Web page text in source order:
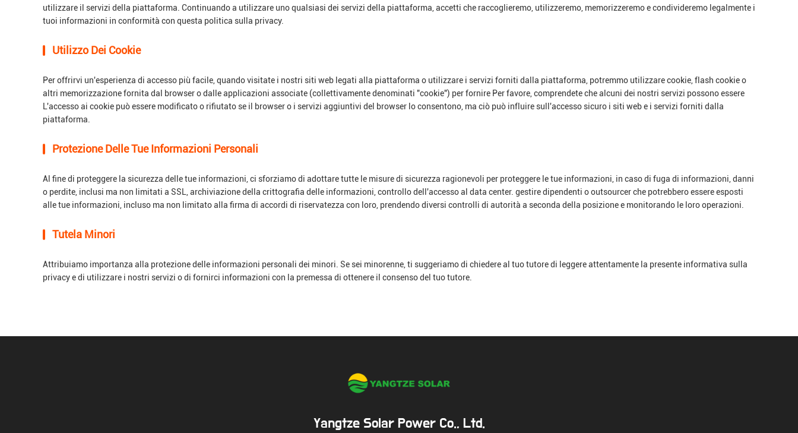
utilizzare il servizi della piattaforma. Continuando a utilizzare uno qualsiasi dei servizi della piattaforma, accetti che raccoglieremo, utilizzeremo, memorizzeremo e condivideremo legalmente i
tuoi informazioni in conformità con questa politica sulla privacy.
Utilizzo Dei Cookie
Per offrirvi un'esperienza di accesso più facile, quando visitate i nostri siti web legati alla piattaforma o utilizzare i servizi forniti dalla piattaforma, potremmo utilizzare cookie, flash cookie o
altri memorizzazione fornita dal browser o dalle applicazioni associate (collettivamente denominati "cookie") per fornire Per favore, comprendete che alcuni dei nostri servizi possono essere
L'accesso ai cookie può essere modificato o rifiutato se il browser o i servizi aggiuntivi del browser lo consentono, ma ciò può influire sull'accesso sicuro i siti web e i servizi forniti dalla
piattaforma.
Protezione Delle Tue Informazioni Personali
Al fine di proteggere la sicurezza delle tue informazioni, ci sforziamo di adottare tutte le misure di sicurezza ragionevoli per proteggere le tue informazioni, in caso di fuga di informazioni, danni
o perdite, inclusi ma non limitati a SSL, archiviazione della crittografia delle informazioni, controllo dell'accesso al data center. gestire dipendenti o outsourcer che potrebbero essere esposti
alle tue informazioni, incluso ma non limitato alla firma di accordi di riservatezza con loro, prendendo diversi controlli di autorità a seconda della posizione e monitorando le loro operazioni.
Tutela Minori
Attribuiamo importanza alla protezione delle informazioni personali dei minori. Se sei minorenne, ti suggeriamo di chiedere al tuo tutore di leggere attentamente la presente informativa sulla
privacy e di utilizzare i nostri servizi o di fornirci informazioni con la premessa di ottenere il consenso del tuo tutore.
Yangtze Solar Power Co., Ltd.